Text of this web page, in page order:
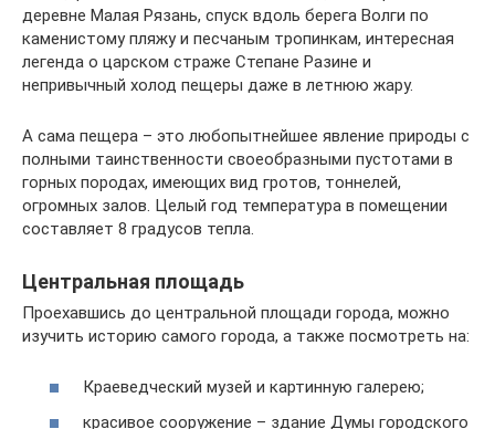
деревне Малая Рязань, спуск вдоль берега Волги по
каменистому пляжу и песчаным тропинкам, интересная
легенда о царском страже Степане Разине и
непривычный холод пещеры даже в летнюю жару.
А сама пещера – это любопытнейшее явление природы с
полными таинственности своеобразными пустотами в
горных породах, имеющих вид гротов, тоннелей,
огромных залов. Целый год температура в помещении
составляет 8 градусов тепла.
Центральная площадь
Проехавшись до центральной площади города, можно
изучить историю самого города, а также посмотреть на:
Краеведческий музей и картинную галерею;
красивое сооружение – здание Думы городского